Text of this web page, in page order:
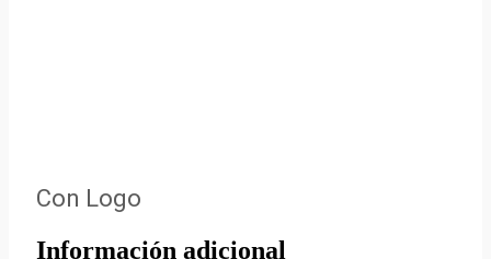
Con Logo
Información adicional